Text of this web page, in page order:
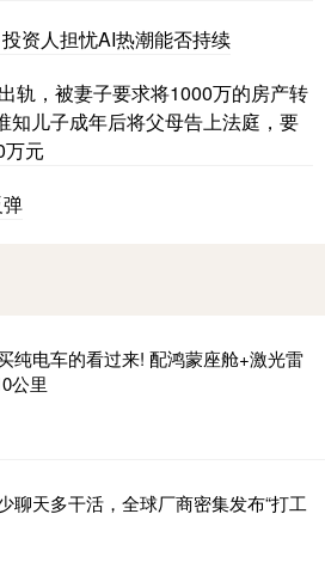
资人担忧AI热潮能否持续
轨，被妻子要求将1000万的房产转
知儿子成年后将父母告上法庭，要
元
纯电车的看过来! 配鸿蒙座舱+激光雷
公里
聊天多干活，全球厂商密集发布“打工